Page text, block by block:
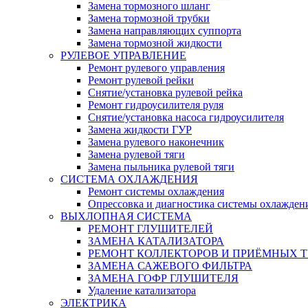
Замена тормозного шланг
Замена тормозной трубки
Замена направляющих суппорта
Замена тормозной жидкости
РУЛЕВОЕ УПРАВЛЕНИЕ
Ремонт рулевого управления
Ремонт рулевой рейки
Снятие/установка рулевой рейка
Ремонт гидроусилителя руля
Снятие/установка насоса гидроусилителя
Замена жидкости ГУР
Замена рулевого наконечник
Замена рулевой тяги
Замена пыльника рулевой тяги
СИСТЕМА ОХЛАЖДЕНИЯ
Ремонт системы охлаждения
Опрессовка и диагностика системы
ВЫХЛОПНАЯ СИСТЕМА
РЕМОНТ ГЛУШИТЕЛЕЙ
ЗАМЕНА КАТАЛИЗАТОРА
РЕМОНТ КОЛЛЕКТОРОВ И ПРИЁМНЫХ
ЗАМЕНА САЖЕВОГО ФИЛЬТРА
ЗАМЕНА ГОФР ГЛУШИТЕЛЯ
Удаление катализатора
ЭЛЕКТРИКА